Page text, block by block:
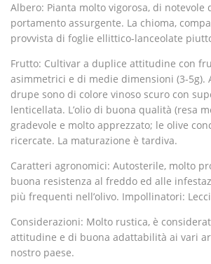
Albero: Pianta molto vigorosa, di notevole
portamento assurgente. La chioma,
provvista di foglie ellittico-lanceolate
Frutto: Cultivar a duplice attitudine con
asimmetrici e di medie dimensioni (3-5g).
drupe sono di colore vinoso scuro con
lenticellata. L’olio di buona qualità (resa
gradevole e molto apprezzato; le olive
ricercate. La maturazione è tardiva.
Caratteri agronomici: Autosterile, molto
buona resistenza al freddo ed alle
più frequenti nell’olivo. Impollinatori:
Considerazioni: Molto rustica, è
attitudine e di buona adattabilità ai vari
nostro paese.